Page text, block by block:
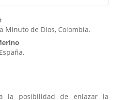
Minuto de Dios, Colombia.
la posibilidad de enlazar la